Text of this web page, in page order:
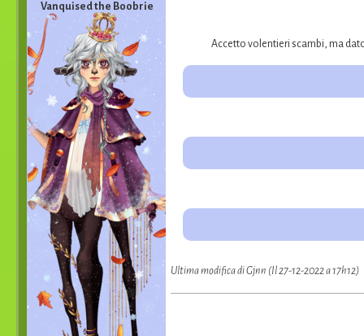
Vanquised the Boobrie
Accetto volentieri scambi, ma
Ultima modifica di Gjnn (Il 27-12-2022 a 17h12)